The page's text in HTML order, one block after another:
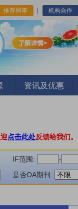
推荐同事 机构合作
资讯及优惠
点击此处反馈给我们。
IF范围: -
是否OA期刊: